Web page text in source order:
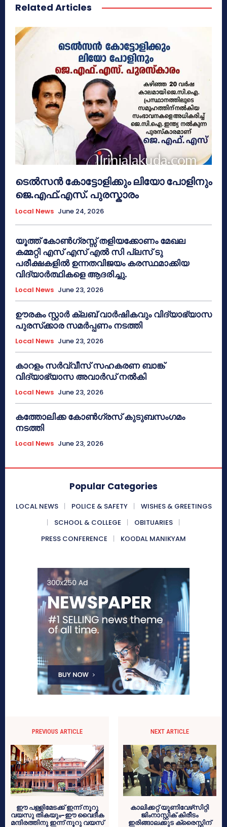
Related Articles
ടെൽസൻ കോട്ടോളിക്കും ലിയോ പോളിനും
ജെ.എഫ്.എസ്. പുരസ്കാരം
Local News June 24, 2026
യൂത്ത് കോൺഗ്രസ്സ് തളിയക്കോണം മേഖല
കമ്മറ്റി എസ് എസ് എൽ സി പ്ലസ് ടു
പരീക്ഷകളിൽ ഉന്നതവിജയം കരസ്ഥമാക്കിയ
വിദ്യാർത്ഥികളെ ആദരിച്ചു.
Local News June 23, 2026
ഊരകം സ്റ്റാർ ക്ലബ് വാർഷികവും വിദ്യാഭ്യാസ
പുരസ്‌ക്കാര സമർപ്പണം നടത്തി
Local News June 23, 2026
കാറളം സർവ്വീസ് സഹകരണ ബാങ്ക്
വിദ്യാഭ്യാസ അവാർഡ് നൽകി
Local News June 23, 2026
കത്തോലിക്ക കോൺഗ്രസ് കുടുബസംഗമം
നടത്തി
Local News June 23, 2026
Popular Categories
LOCAL NEWS POLICE & SAFETY
WISHES & GREETINGS
SCHOOL & COLLEGE
OBITUARIES
PRESS CONFERENCE
KOODAL MANIKYAM
PREVIOUS ARTICLE
ഈ പള്ളിമേടക്ക് ഇന്ന് നൂറു
വയസു തികയും-ഈ വൈദീക
മന്ദിരത്തിനു ഇന്ന് നൂറു വയസ്
NEXT ARTICLE
കാലിക്കറ്റ് യൂണിവേഴ്‌സിറ്റി
ജിംനാസ്റ്റിക് കിരീടം
ഇരിങ്ങാലക്കുട ക്രൈസ്റ്റിന്